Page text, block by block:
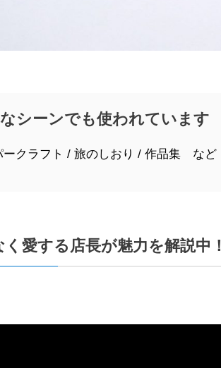
シーンでも使われています
ークラフト / 旅のしおり / 作品集 など
愛する店長が魅力を解説中！